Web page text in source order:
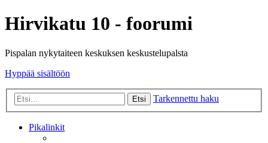
Hirvikatu 10 - foorumi
Pispalan nykytaiteen keskuksen keskustelupalsta
Hyppää sisältöön
Etsi Tarkennettu haku
Pikalinkit